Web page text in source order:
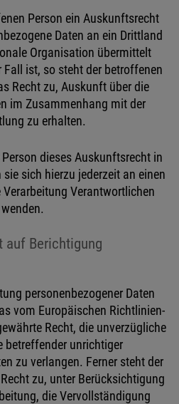
Person ein Auskunftsrecht
Daten an ein Drittland
Organisation übermittelt
Fall ist, so steht der betroffenen
Recht zu, Auskunft über die
im Zusammenhang mit der
zu erhalten.
dieses Auskunftsrecht in
sich hierzu jederzeit an einen
Verantwortlichen
wenden.
Berichtigung
personenbezogener Daten
vom Europäischen Richtlinien-
Recht, die unverzügliche
betreffender unrichtiger
zu verlangen. Ferner steht der
zu, unter Berücksichtigung
die Vervollständigung